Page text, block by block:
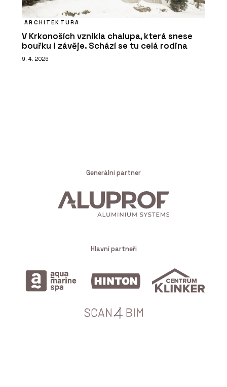
ARCHITEKTURA
V Krkonoších vznikla chalupa, která snese
bouřku i závěje. Schází se tu celá rodina
9. 4. 2026
Generální partner
Hlavní partneři